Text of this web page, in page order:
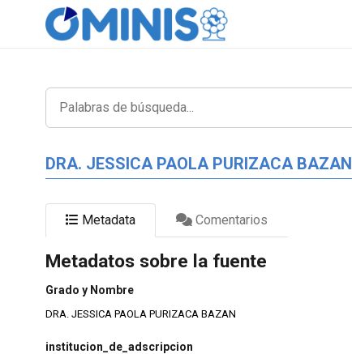
DRA. JESSICA PAOLA PURIZACA BAZAN
Metadata Comentarios
Metadatos sobre la fuente
Grado y Nombre
DRA. JESSICA PAOLA PURIZACA BAZAN
institucion_de_adscripcion